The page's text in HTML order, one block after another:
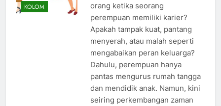
KOLOM
orang ketika seorang
perempuan memiliki karier?
Apakah tampak kuat, pantang
menyerah, atau malah seperti
mengabaikan peran keluarga?
Dahulu, perempuan hanya
pantas mengurus rumah tangga
dan mendidik anak. Namun, kini
seiring perkembangan zaman